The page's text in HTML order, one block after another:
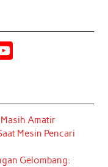
T
u
e
Amatir
Mesin Pencari
Gelombang: